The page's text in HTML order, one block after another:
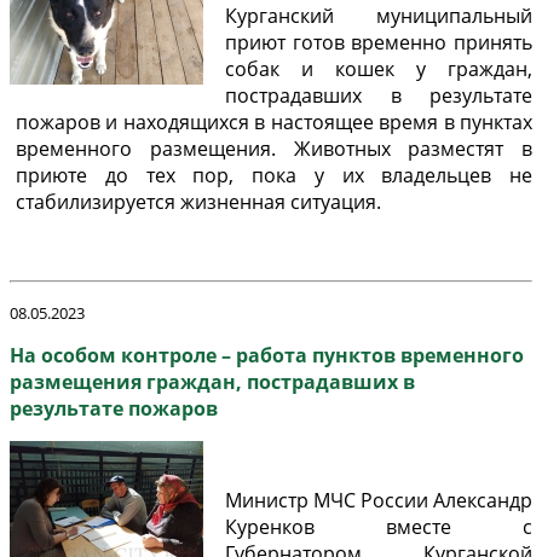
Курганский муниципальный
приют готов временно принять
собак и кошек у граждан,
пострадавших в результате
пожаров и находящихся в настоящее время в пунктах
временного размещения. Животных разместят в
приюте до тех пор, пока у их владельцев не
стабилизируется жизненная ситуация.
08.05.2023
На особом контроле – работа пунктов временного
размещения граждан, пострадавших в
результате пожаров
Министр МЧС России Александр
Куренков вместе с